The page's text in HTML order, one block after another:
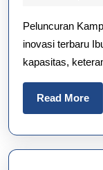
Peluncuran
inovasi terbaru
kapasitas,
Read More